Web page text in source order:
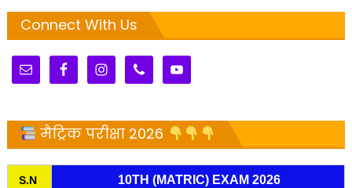
Connect With Us
मैट्रिक परीक्षा 2026
S.N 10TH (MATRIC) EXAM 2026